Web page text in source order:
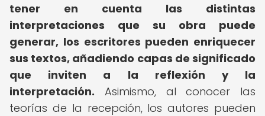
tener en cuenta las distintas
interpretaciones que su obra puede
generar, los escritores pueden enriquecer
sus textos, añadiendo capas de significado
que inviten a la reflexión y la
interpretación. Asimismo, al conocer las
teorías de la recepción, los autores pueden